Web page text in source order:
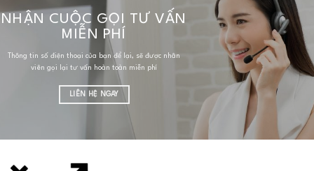
NHẬN CUỘC GỌI TƯ VẤN
MIỄN PHÍ
Thông tin số điện thoại của bạn để lại, sẽ được nhân
viên gọi lại tư vấn hoàn toàn miễn phí
LIÊN HỆ NGAY